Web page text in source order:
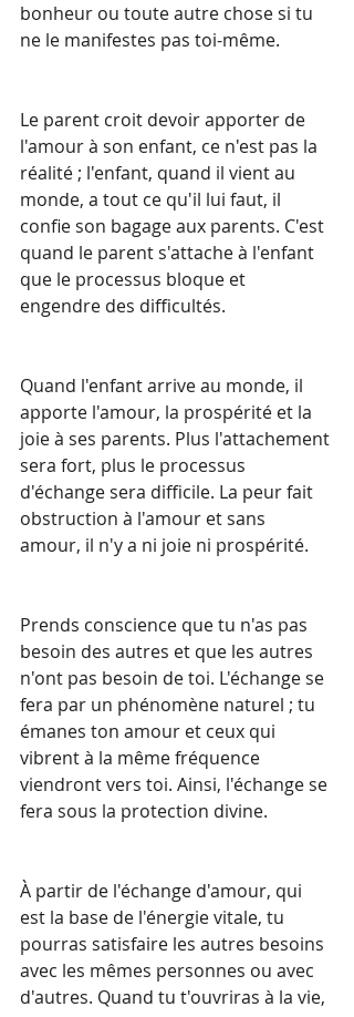
bonheur ou toute autre chose si tu
ne le manifestes pas toi-même.
Le parent croit devoir apporter de
l'amour à son enfant, ce n'est pas la
réalité ; l'enfant, quand il vient au
monde, a tout ce qu'il lui faut, il
confie son bagage aux parents. C'est
quand le parent s'attache à l'enfant
que le processus bloque et
engendre des difficultés.
Quand l'enfant arrive au monde, il
apporte l'amour, la prospérité et la
joie à ses parents. Plus l'attachement
sera fort, plus le processus
d'échange sera difficile. La peur fait
obstruction à l'amour et sans
amour, il n'y a ni joie ni prospérité.
Prends conscience que tu n'as pas
besoin des autres et que les autres
n'ont pas besoin de toi. L'échange se
fera par un phénomène naturel ; tu
émanes ton amour et ceux qui
vibrent à la même fréquence
viendront vers toi. Ainsi, l'échange se
fera sous la protection divine.
À partir de l'échange d'amour, qui
est la base de l'énergie vitale, tu
pourras satisfaire les autres besoins
avec les mêmes personnes ou avec
d'autres. Quand tu t'ouvriras à la vie,